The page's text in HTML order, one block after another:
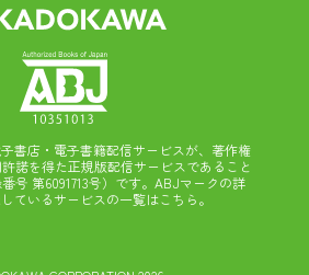
書店・電子書籍配信サービスが、著作権
諾を得た正規版配信サービスであること
号 第6091713号）です。ABJマークの詳
ているサービスの一覧はこちら。